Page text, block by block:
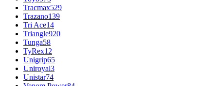
Tracmax529
Trazano139
Tri Ace14
Triangle920
Tunga58
TyRex12
Unigrip65
Uniroyal3
Unistar74